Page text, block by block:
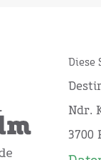
Diese
Ndr.
3700